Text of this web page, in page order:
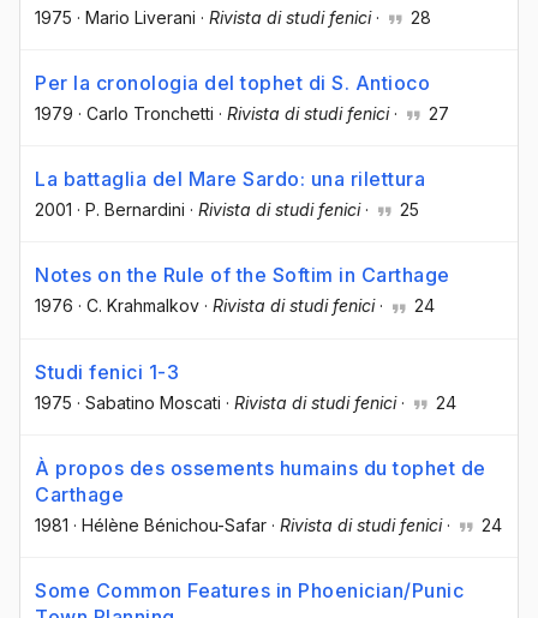
1975 · Mario Liverani · Rivista di studi fenici· 28
Per la cronologia del tophet di S. Antioco
1979 · Carlo Tronchetti · Rivista di studi fenici· 27
La battaglia del Mare Sardo: una rilettura
2001 · P. Bernardini · Rivista di studi fenici· 25
Notes on the Rule of the Softim in Carthage
1976 · C. Krahmalkov · Rivista di studi fenici· 24
Studi fenici 1-3
1975 · Sabatino Moscati · Rivista di studi fenici· 24
À propos des ossements humains du tophet de
Carthage
1981 · Hélène Bénichou-Safar · Rivista di studi fenici· 24
Some Common Features in Phoenician/Punic